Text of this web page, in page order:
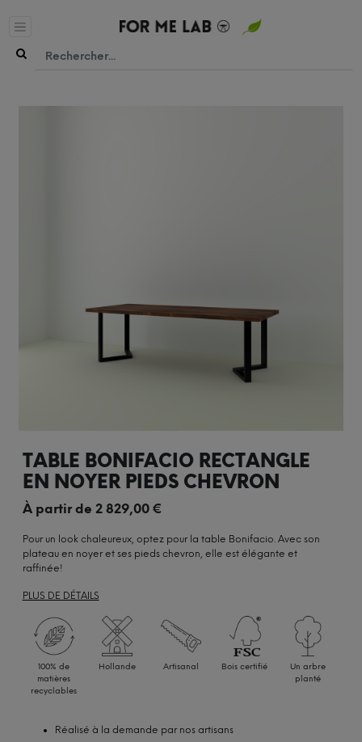
TABLE BONIFACIO RECTANGLE
EN NOYER PIEDS CHEVRON
À partir de 2 829,00€
Pour un look chaleureux, optez pour la table Bonifacio. Avec son
plateau en noyer et ses pieds chevron, elle est élégante et
raffinée!
PLUS DE DÉTAILS
100% de
matières
recyclables
Hollande Artisanal Bois certifié
Un arbre
planté
Réalisé à la demande par nos artisans